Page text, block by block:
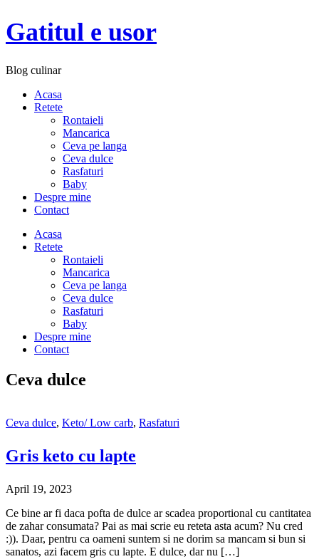
Gatitul e usor
Blog culinar
Acasa
Retete
Rontaieli
Mancarica
Ceva pe langa
Ceva dulce
Rasfaturi
Baby
Despre mine
Contact
Acasa
Retete
Rontaieli
Mancarica
Ceva pe langa
Ceva dulce
Rasfaturi
Baby
Despre mine
Contact
Ceva dulce
Ceva dulce, Keto/ Low carb, Rasfaturi
Gris keto cu lapte
April 19, 2023
Ce bine ar fi daca pofta de dulce ar scadea proportional cu cantitatea
de zahar consumata? Pai as mai scrie eu reteta asta acum? Nu cred
:)). Daar, pentru ca oameni suntem si ne dorim sa mancam si bun si
sanatos, azi facem gris cu lapte. E dulce, dar nu […]